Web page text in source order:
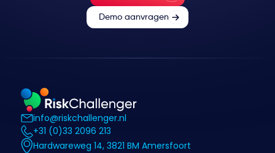
Demo aanvragen
info@riskchallenger.nl
+31 (0)33 2096 213
Hardwareweg 14, 3821 BM Amersfoort